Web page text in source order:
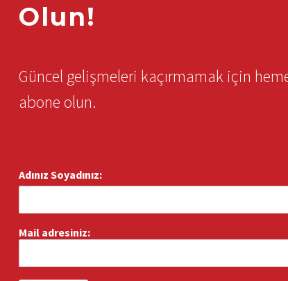
Olun!
Güncel gelişmeleri kaçırmamak için
abone olun.
Adınız Soyadınız:
Mail adresiniz: